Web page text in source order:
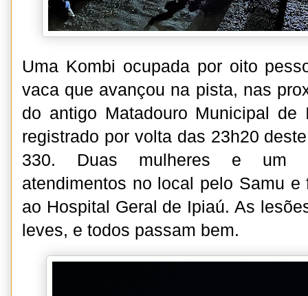
Uma Kombi ocupada por oito
vaca que avançou na pista, nas
do antigo Matadouro Municipal de
registrado por volta das 23h20
330. Duas mulheres e um
atendimentos no local pelo Samu e
ao Hospital Geral de Ipiaú. As
leves, e todos passam bem.